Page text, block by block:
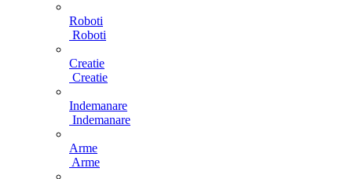
Roboti
Roboti
Creatie
Creatie
Indemanare
Indemanare
Arme
Arme